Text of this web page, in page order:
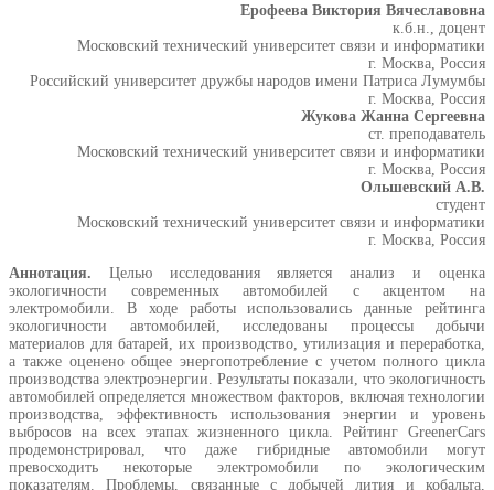
Ерофеева Виктория Вячеславовна
к.б.н., доцент
Московский технический университет связи и информатики
г. Москва, Россия
Российский университет дружбы народов имени Патриса Лумумбы
г. Москва, Россия
Жукова Жанна Сергеевна
ст. преподаватель
Московский технический университет связи и информатики
г. Москва, Россия
Ольшевский А.В.
студент
Московский технический университет связи и информатики
г. Москва, Россия
Аннотация. Целью исследования является анализ и оценка
экологичности современных автомобилей с акцентом на
электромобили. В ходе работы использовались данные рейтинга
экологичности автомобилей, исследованы процессы добычи
материалов для батарей, их производство, утилизация и переработка,
а также оценено общее энергопотребление с учетом полного цикла
производства электроэнергии. Результаты показали, что экологичность
автомобилей определяется множеством факторов, включая технологии
производства, эффективность использования энергии и уровень
выбросов на всех этапах жизненного цикла. Рейтинг GreenerCars
продемонстрировал, что даже гибридные автомобили могут
превосходить некоторые электромобили по экологическим
показателям. Проблемы, связанные с добычей лития и кобальта,